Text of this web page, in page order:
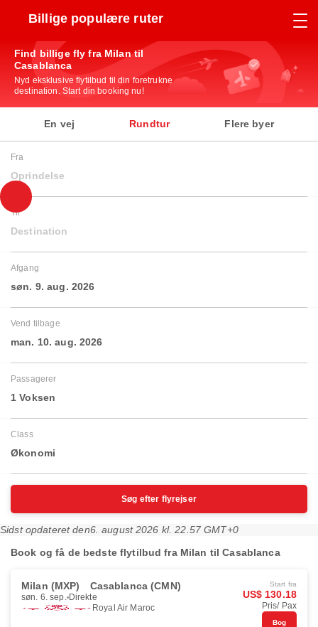
Billige populære ruter
Find billige fly fra Milan til
Casablanca
Nyd eksklusive flytilbud til din foretrukne
destination. Start din booking nu!
En vej Rundtur Flere byer
Fra
Oprindelse
Til
Destination
Afgang
søn. 9. aug. 2026
Vend tilbage
man. 10. aug. 2026
Passagerer
1 Voksen
Class
Økonomi
Søg efter flyrejser
Sidst opdateret den6. august 2026 kl. 22.57 GMT+0
Book og få de bedste flytilbud fra Milan til Casablanca
Milan (MXP) Casablanca (CMN)
søn. 6. sep. Direkte
Royal Air Maroc
Start fra
US$ 130.18
Pris/ Pax
Bog